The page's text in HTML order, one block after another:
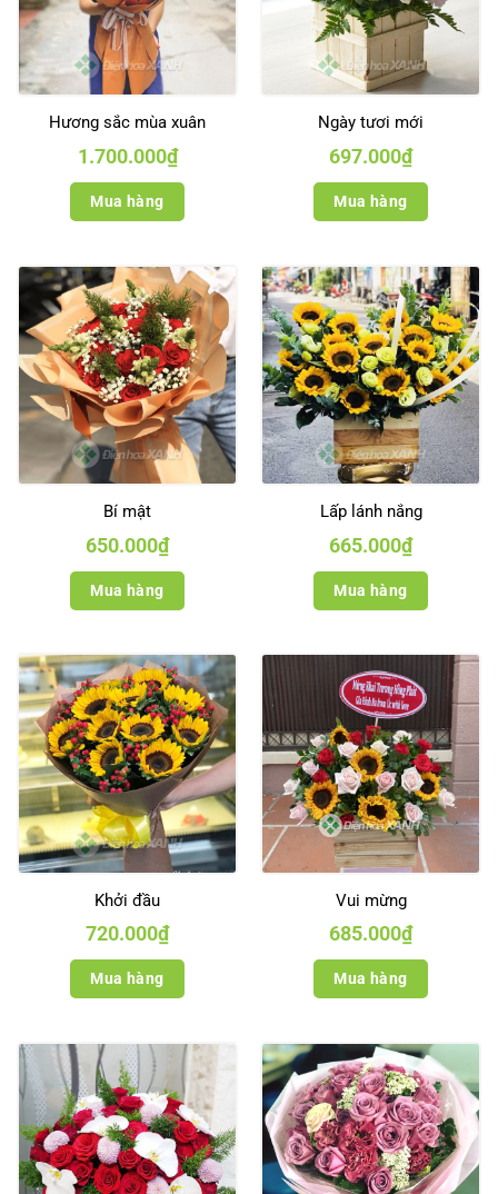
Hương sắc mùa xuân
1.700.000₫
Mua hàng
Ngày tươi mới
697.000₫
Mua hàng
Bí mật
650.000₫
Mua hàng
Lấp lánh nắng
665.000₫
Mua hàng
Khởi đầu
720.000₫
Mua hàng
Vui mừng
685.000₫
Mua hàng